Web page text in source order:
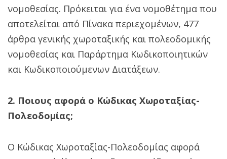
νομοθεσίας. Πρόκειται για ένα νομοθέτημα που
αποτελείται από Πίνακα περιεχομένων, 477
άρθρα γενικής χωροταξικής και πολεοδομικής
νομοθεσίας και Παράρτημα Κωδικοποιητικών
και Κωδικοποιούμενων Διατάξεων.
2. Ποιους αφορά ο Κώδικας Χωροταξίας-
Πολεοδομίας;
Ο Κώδικας Χωροταξίας-Πολεοδομίας αφορά